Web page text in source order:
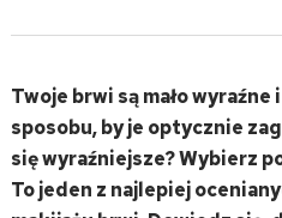
Twoje brwi są mało
sposobu, by je optycznie
się wyraźniejsze? Wybierz
To jeden z najlepiej